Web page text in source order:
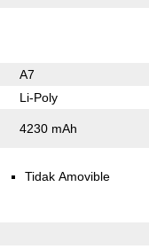
A7
Li-Poly
4230 mAh
Tidak Amovible